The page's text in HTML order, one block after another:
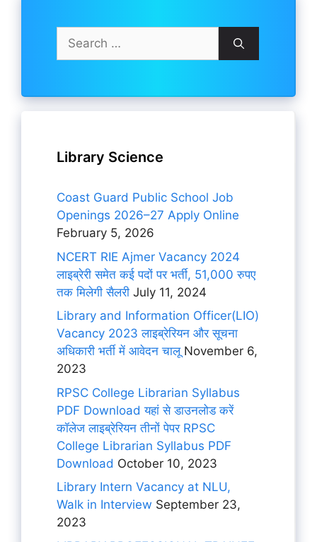
Search
for:
Library Science
Coast Guard Public School Job
Openings 2026–27 Apply Online
February 5, 2026
NCERT RIE Ajmer Vacancy 2024
लाइब्रेरी समेत कई पदों पर भर्ती, 51,000 रुपए
तक मिलेगी सैलरी July 11, 2024
Library and Information Officer(LIO)
Vacancy 2023 लाइब्रेरियन और सूचना
अधिकारी भर्ती में आवेदन चालूNovember 6,
2023
RPSC College Librarian Syllabus
PDF Download यहां से डाउनलोड करें
कॉलेज लाइब्रेरियन तीनों पेपर RPSC
College Librarian Syllabus PDF
Download October 10, 2023
Library Intern Vacancy at NLU,
Walk in Interview September 23,
2023